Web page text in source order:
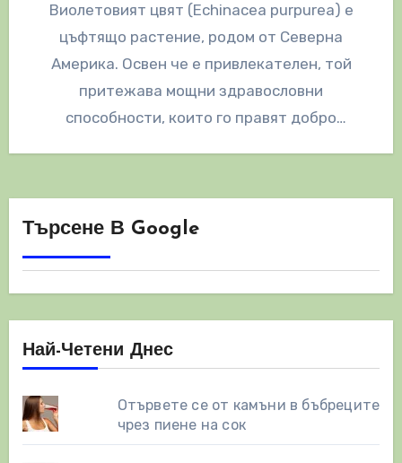
Виолетовият цвят (Echinacea purpurea) е
цъфтящо растение, родом от Северна
Америка. Освен че е привлекателен, той
притежава мощни здравословни
способности, които го правят добро
Търсене В Google
Най-Четени Днес
Отървете се от камъни в бъбреците
чрез пиене на сок